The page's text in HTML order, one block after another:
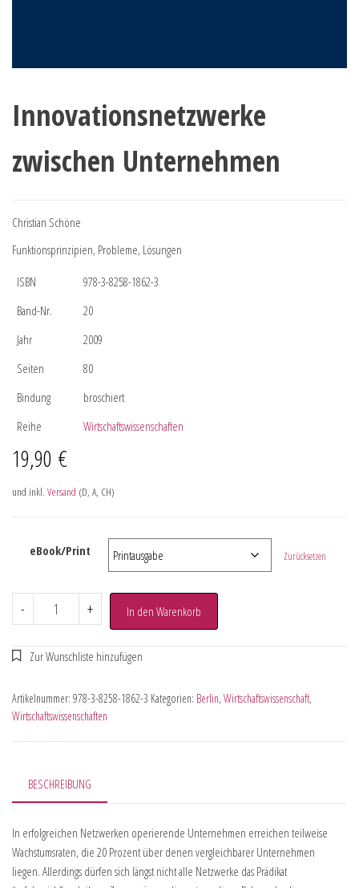
Innovationsnetzwerke
zwischen Unternehmen
Christian Schöne
Funktionsprinzipien, Probleme, Lösungen
ISBN
978-3-8258-1862-3
Band-Nr.
20
Jahr
2009
Seiten
80
Bindung
broschiert
Reihe
Wirtschaftswissenschaften
19,90 €
und inkl. Versand (D, A, CH)
eBook/Print Zurücksetzen
- + In den Warenkorb
Artikelnummer: 978-3-8258-1862-3 Kategorien: Berlin, Wirtschaftswissenschaft,
Wirtschaftswissenschaften
BESCHREIBUNG
In erfolgreichen Netzwerken operierende Unternehmen erreichen teilweise
Wachstumsraten, die 20 Prozent über denen vergleichbarer Unternehmen
liegen. Allerdings dürfen sich längst nicht alle Netzwerke das Prädikat